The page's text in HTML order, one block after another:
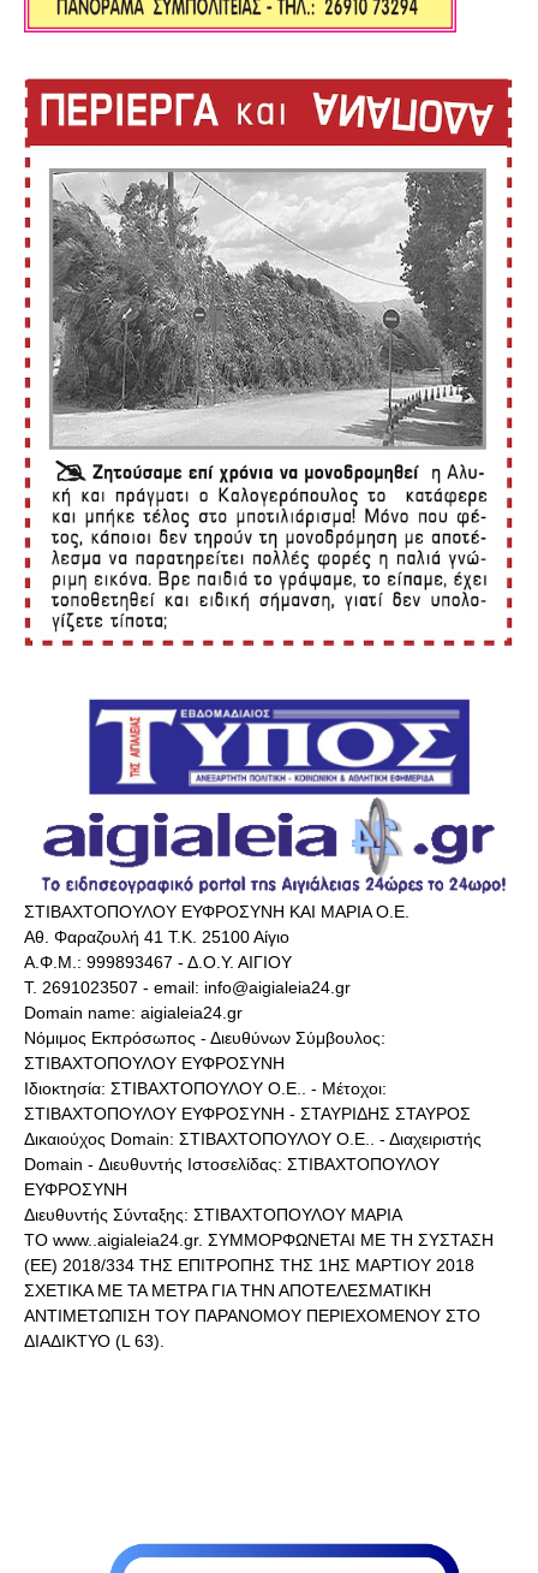
ΣΤΙΒΑΧΤΟΠΟΥΛΟΥ ΕΥΦΡΟΣΥΝΗ ΚΑΙ ΜΑΡΙΑ Ο.Ε.
Αθ. Φαραζουλή 41 Τ.Κ. 25100 Αίγιο
Α.Φ.Μ.: 999893467 - Δ.Ο.Υ. ΑΙΓΙΟΥ
Τ. 2691023507 - email: info@aigialeia24.gr
Domain name: aigialeia24.gr
Νόμιμος Εκπρόσωπος - Διευθύνων Σύμβουλος:
ΣΤΙΒΑΧΤΟΠΟΥΛΟΥ ΕΥΦΡΟΣΥΝΗ
Ιδιοκτησία: ΣΤΙΒΑΧΤΟΠΟΥΛΟΥ Ο.Ε.. - Μέτοχοι:
ΣΤΙΒΑΧΤΟΠΟΥΛΟΥ ΕΥΦΡΟΣΥΝΗ - ΣΤΑΥΡΙΔΗΣ ΣΤΑΥΡΟΣ
Δικαιούχος Domain: ΣΤΙΒΑΧΤΟΠΟΥΛΟΥ Ο.Ε.. - Διαχειριστής
Domain - Διευθυντής Ιστοσελίδας: ΣΤΙΒΑΧΤΟΠΟΥΛΟΥ
ΕΥΦΡΟΣΥΝΗ
Διευθυντής Σύνταξης: ΣΤΙΒΑΧΤΟΠΟΥΛΟΥ ΜΑΡΙΑ
ΤΟ www..aigialeia24.gr. ΣΥΜΜΟΡΦΩΝΕΤΑΙ ΜΕ ΤΗ ΣΥΣΤΑΣΗ
(ΕΕ) 2018/334 ΤΗΣ ΕΠΙΤΡΟΠΗΣ ΤΗΣ 1ΗΣ ΜΑΡΤΙΟΥ 2018
ΣΧΕΤΙΚΑ ΜΕ ΤΑ ΜΕΤΡΑ ΓΙΑ ΤΗΝ ΑΠΟΤΕΛΕΣΜΑΤΙΚΗ
ΑΝΤΙΜΕΤΩΠΙΣΗ ΤΟΥ ΠΑΡΑΝΟΜΟΥ ΠΕΡΙΕΧΟΜΕΝΟΥ ΣΤΟ
ΔΙΑΔΙΚΤΥΟ (L 63).